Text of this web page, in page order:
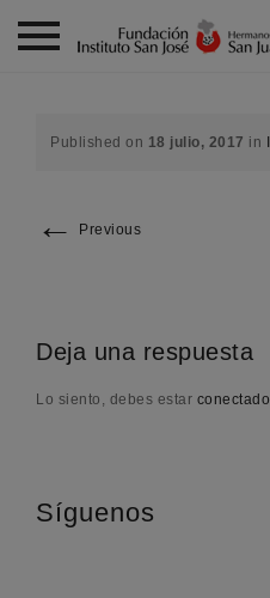
Published on 18 julio, 2017 in
← Previous
Deja una respuesta
Lo siento, debes estar conectado
Síguenos